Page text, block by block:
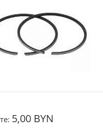
5,00 BYN